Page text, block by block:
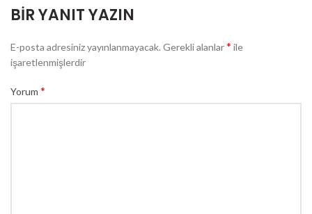
BIR YANIT YAZIN
E-posta adresiniz yayınlanmayacak. Gerekli alanlar* ile
işaretlenmişlerdir
Yorum *